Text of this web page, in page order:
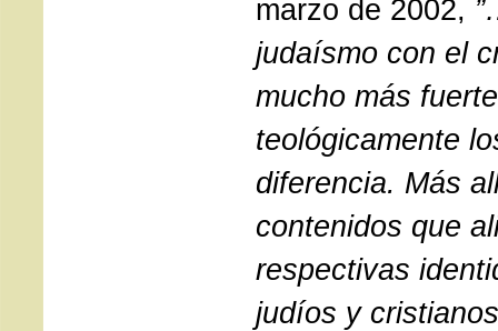
marzo de 2002,
judaísmo con el
mucho más
teológicamente
diferencia. Más
contenidos que
respectivas
judíos y